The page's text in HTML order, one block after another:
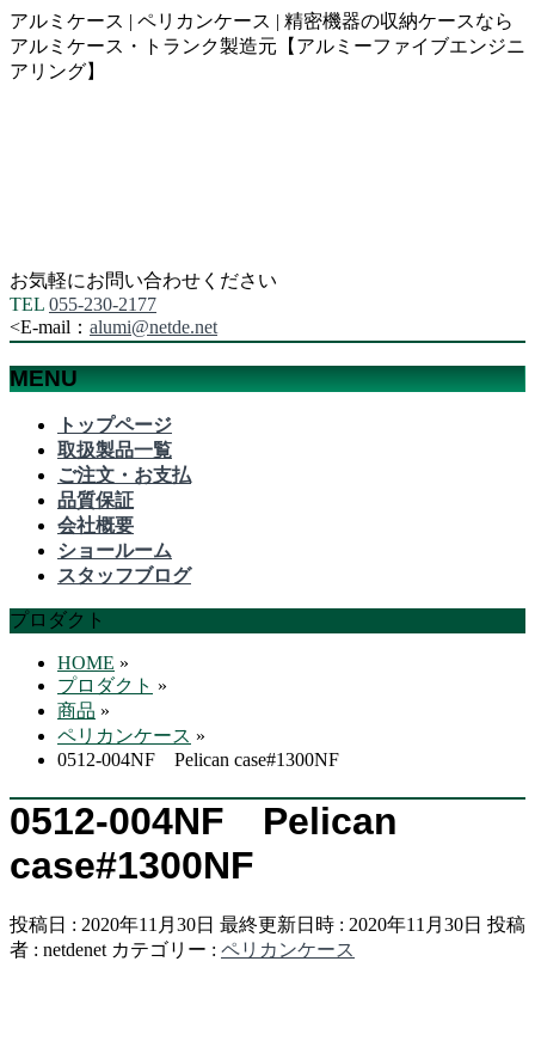
アルミケース | ペリカンケース | 精密機器の収納ケースなら
アルミケース・トランク製造元【アルミーファイブエンジニ
アリング】
お気軽にお問い合わせください
TEL 055-230-2177
<E-mail： alumi@netde.net
MENU
トップページ
取扱製品一覧
ご注文・お支払
品質保証
会社概要
ショールーム
スタッフブログ
プロダクト
HOME »
プロダクト »
商品 »
ペリカンケース »
0512-004NF Pelican case#1300NF
0512-004NF Pelican
case#1300NF
投稿日 : 2020年11月30日 最終更新日時 : 2020年11月30日 投稿
者 : netdenet カテゴリー : ペリカンケース